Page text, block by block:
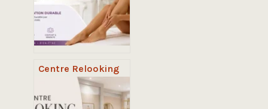
Centre Relooking